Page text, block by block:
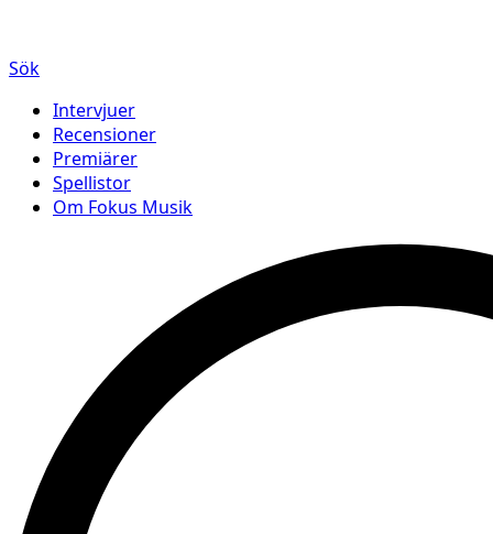
Sök
Intervjuer
Recensioner
Premiärer
Spellistor
Om Fokus Musik